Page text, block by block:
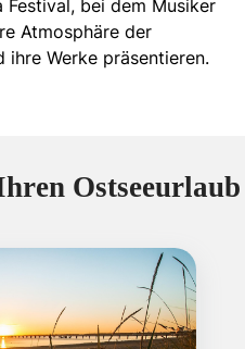
bei dem Musiker
Atmosphäre der
ihre Werke präsentieren.
Ostseeurlaub